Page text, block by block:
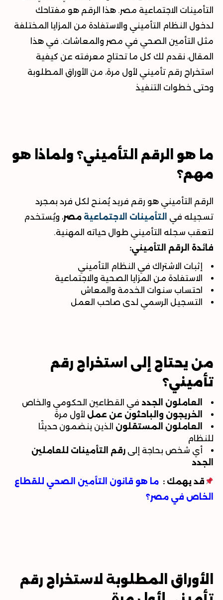
التأمينات الاجتماعية مصر. هذا الرقم هو مفتاحك
لدخول النظام التأميني والاستفادة من المزايا المختلفة
مثل التأمين الصحي في مصر والمعاشات. في هذا
المقال، نقدم لك كل ما تحتاج معرفته عن كيفية
استخراج رقم تأميني لأول مرة، من الأوراق المطلوبة
وحتى خطوات التنفيذ
ما هو الرقم التأميني؟ ولماذا هو
مهم؟
الرقم التأميني هو رقم فريد يُمنح لكل فرد بمجرد
تسجيله في
التأمينات الاجتماعية مصر، ويُستخدم
لتعقب سجله التأميني طوال حياته المهنية.
فائدة الرقم التأميني:
إثبات الاشتراك في النظام التأميني
الاستفادة من المزايا الصحية والاجتماعية
احتساب سنوات الخدمة والمعاش
التسجيل الرسمي لدى صاحب العمل
من يحتاج إلى استخراج رقم
تأميني؟
العاملون الجدد في القطاعين الحكومي والخاص
الخريجون والباحثون عن عمل لأول مرة
العاملون المستقلون الذين ينضمون حديثًا
للنظام
أي شخص بحاجة إلى رقم التأمينات للعاملين
الجدد
قد يهمك : ما هو قانون التأمين الصحي للقطاع
الخاص في مصر؟
الأوراق المطلوبة لاستخراج رقم